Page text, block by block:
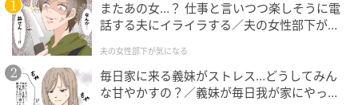
またあの女…？ 仕事と言いつつ楽しそうに電
話する夫にイライラする／夫の女性部下が気
夫の女性部下が気になる
毎日家に来る義妹がストレス…どうしてみん
な甘やかすの？／義妹が毎日我が家にやって